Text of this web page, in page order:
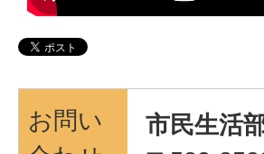
お問い
市民生活